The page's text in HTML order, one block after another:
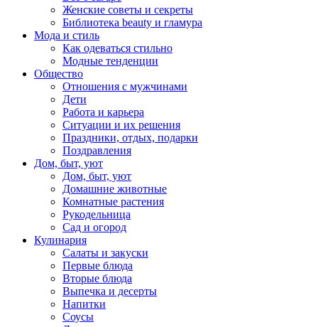
Женские советы и секреты
Библиотека beauty и гламура
Мода и стиль
Как одеваться стильно
Модные тенденции
Общество
Отношения с мужчинами
Дети
Работа и карьера
Ситуации и их решения
Праздники, отдых, подарки
Поздравления
Дом, быт, уют
Дом, быт, уют
Домашние животные
Комнатные растения
Рукодельница
Сад и огород
Кулинария
Салаты и закуски
Первые блюда
Вторые блюда
Выпечка и десерты
Напитки
Соусы